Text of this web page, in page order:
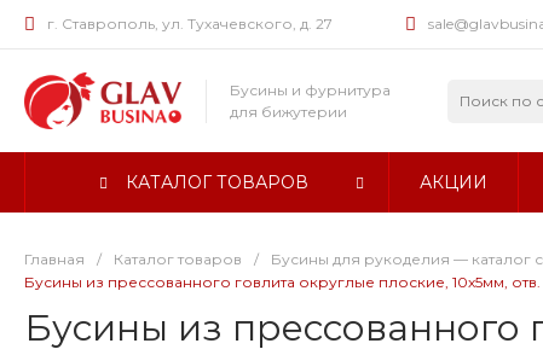
г. Ставрополь, ул. Тухачевского, д. 27
Бусины и фурнитура
для бижутерии
КАТАЛОГ ТОВАРОВ АКЦИИ
Главная / Каталог товаров / Бусины для рукоделия — каталог
Бусины из прессованного говлита округлые плоские, 10х5мм,
Бусины из прессованного